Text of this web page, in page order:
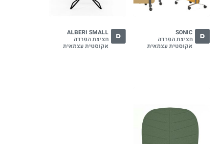
D
SONIC
חציצת הפרדה
אקוסטית עצמאית
D
ALBERI SMALL
חציצת הפרדה
אקוסטית עצמאית